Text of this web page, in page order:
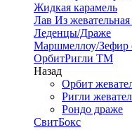
Жидкая карамель
Лав Из жевательная
Леденцы/Драже
Маршмеллоу/Зефир
ОрбитРигли ТМ
Назад
Орбит
Ригли
Рондо драже
СвитБокс